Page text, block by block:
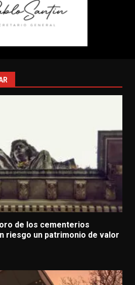
de los cementerios
riesgo un patrimonio de valor